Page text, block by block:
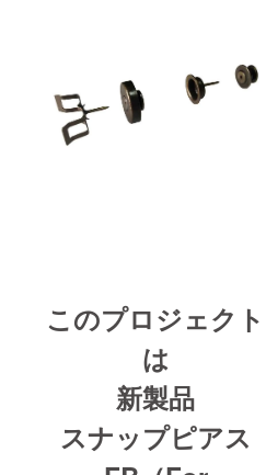
このプロジェクト
は
新製品
スナップピアス